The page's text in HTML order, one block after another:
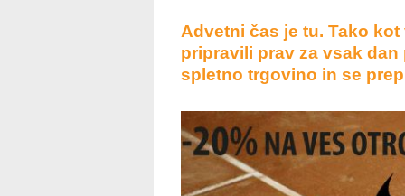
Advetni čas je tu. Tako
pripravili prav za vsak
spletno trgovino in se